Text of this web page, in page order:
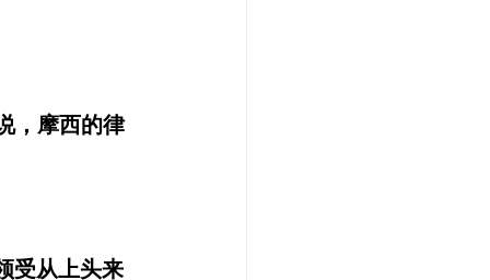
，摩西的律
受从上头来